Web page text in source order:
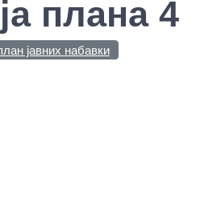
плана 4
јавних набавки